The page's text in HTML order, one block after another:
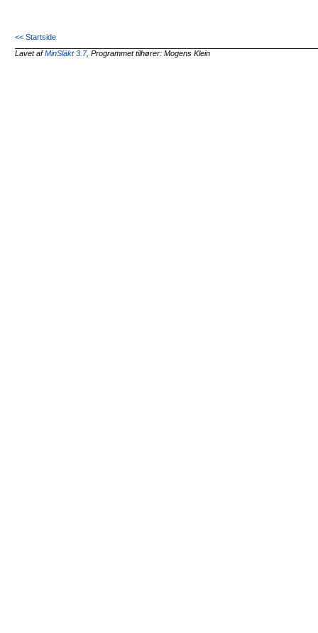
<< Startside
Lavet afMinSläkt 3.7, Programmet tilhører: Mogens Klein